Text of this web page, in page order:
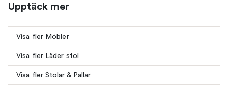
Upptäck mer
Visa fler Möbler
Visa fler Läder stol
Visa fler Stolar & Pallar